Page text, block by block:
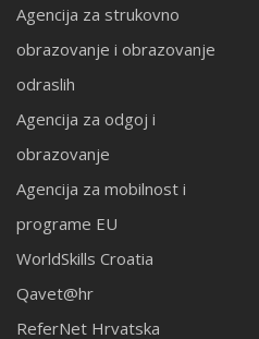
Agencija za strukovno
obrazovanje i obrazovanje
odraslih
Agencija za odgoj i
obrazovanje
Agencija za mobilnost i
programe EU
WorldSkills Croatia
Qavet@hr
ReferNet Hrvatska